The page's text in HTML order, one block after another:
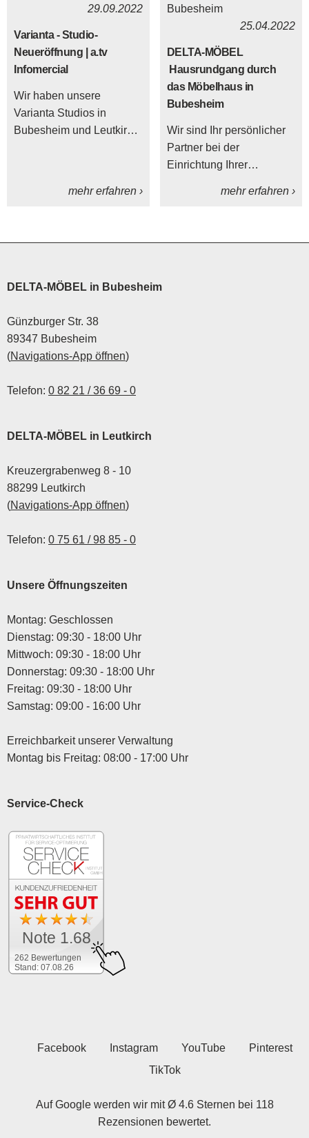
das Möbel- und29.09.2022
Varianta - Studio-
Neueröffnung | a.tv
Infomercial
Wir haben unsere
Varianta Studios in
Bubesheim und Leutkirch
mehr erfahren ›
25.04.2022
DELTA-MÖBEL
Hausrundgang durch
das Möbelhaus in
Bubesheim
Wir sind Ihr persönlicher
Partner bei der
Einrichtung Ihrer
mehr erfahren ›
DELTA-MÖBEL in Bubesheim
Günzburger Str. 38
89347 Bubesheim
(Navigations-App öffnen)
Telefon: 0 82 21 / 36 69 - 0
DELTA-MÖBEL in Leutkirch
Kreuzergrabenweg 8 - 10
88299 Leutkirch
(Navigations-App öffnen)
Telefon: 0 75 61 / 98 85 - 0
Unsere Öffnungszeiten
Montag: Geschlossen
Dienstag: 09:30 - 18:00 Uhr
Mittwoch: 09:30 - 18:00 Uhr
Donnerstag: 09:30 - 18:00 Uhr
Freitag: 09:30 - 18:00 Uhr
Samstag: 09:00 - 16:00 Uhr
Erreichbarkeit unserer Verwaltung
Montag bis Freitag: 08:00 - 17:00 Uhr
Service-Check
262 Bewertungen
Stand: 07.08.26
Note 1.68
Facebook Instagram YouTube
Pinterest
TikTok
Auf Google werden wir mit Ø 4.6 Sternen bei 118
Rezensionen bewertet.